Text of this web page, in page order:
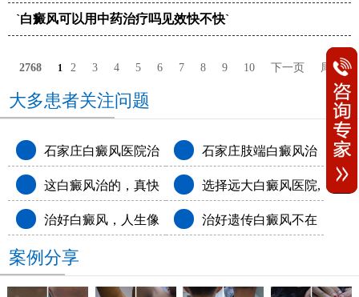
`白癜风可以用中药治疗吗见效快不快`
2768 1 2 3 4 5 6 7 8 9 10 下一页 尾页
大多患者关注问题
石家庄白癜风医院治
疗怎么样
石家庄肢端白癜风治
疗白癜风医院排名
这白癜风治的，真快
呀!
选择远大白癜风医院,
和白斑说拜拜
治好白癜风，人生像
开了挂
治好遗传白癜风不在
案例分享